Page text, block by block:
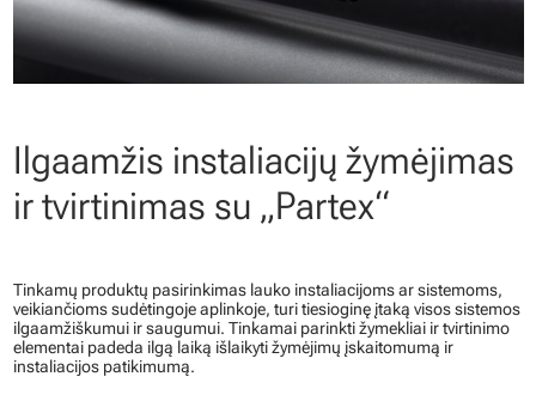
Ilgaamžis instaliacijų žymėjimas
ir tvirtinimas su „Partex“
Tinkamų produktų pasirinkimas lauko instaliacijoms ar sistemoms,
veikiančioms sudėtingoje aplinkoje, turi tiesioginę įtaką visos sistemos
ilgaamžiškumui ir saugumui. Tinkamai parinkti žymekliai ir tvirtinimo
elementai padeda ilgą laiką išlaikyti žymėjimų įskaitomumą ir
instaliacijos patikimumą.